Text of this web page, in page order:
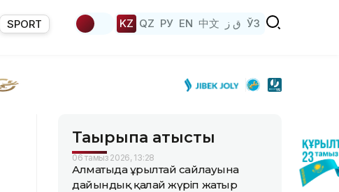
SPORT KZ QZ РУ EN 中文 ق ز ЎЗ
Тақырыпқа қатысты
06 тамыз 2026, 13:28
Алматыда Құрылтай сайлауына
дайындық қалай жүріп жатыр